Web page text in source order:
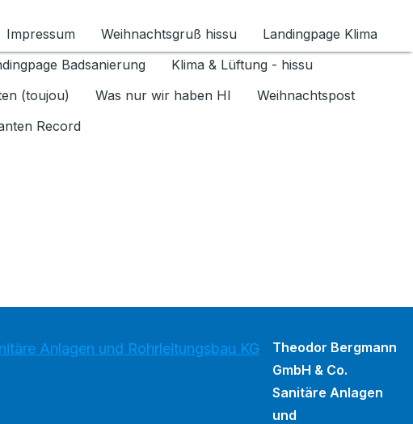
für Datenschutz 1.6.2026 umschalten
Impressum Weihnachtsgruß hissu
Landingpage Klima
Badsanierung
Klima & Lüftung - hissu
(toujou) Was nur wir haben HI
Weihnachtspost
Record
Anlagen und Rohrleitungsbau KG
Theodor Bergmann
GmbH & Co.
Sanitäre Anlagen
und